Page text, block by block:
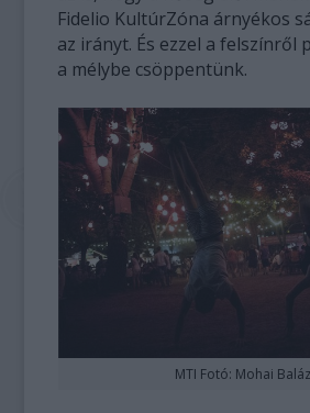
Fidelio KultúrZóna árnyékos
az irányt. És ezzel a felszínről
a mélybe csöppentünk.
MTI Fotó: Mohai